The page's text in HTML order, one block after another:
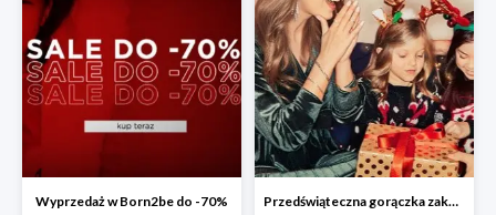
Wyprzedaż w Born2be do -70% Przedświąteczna gorączka zakupów w Born2be do -30%